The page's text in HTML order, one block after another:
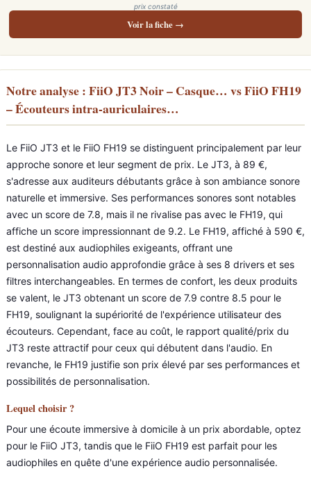
prix constaté
Voir la fiche →
Notre analyse : FiiO JT3 Noir – Casque… vs FiiO FH19
– Écouteurs intra-auriculaires…
Le FiiO JT3 et le FiiO FH19 se distinguent principalement par leur
approche sonore et leur segment de prix. Le JT3, à 89 €,
s'adresse aux auditeurs débutants grâce à son ambiance sonore
naturelle et immersive. Ses performances sonores sont notables
avec un score de 7.8, mais il ne rivalise pas avec le FH19, qui
affiche un score impressionnant de 9.2. Le FH19, affiché à 590 €,
est destiné aux audiophiles exigeants, offrant une
personnalisation audio approfondie grâce à ses 8 drivers et ses
filtres interchangeables. En termes de confort, les deux produits
se valent, le JT3 obtenant un score de 7.9 contre 8.5 pour le
FH19, soulignant la supériorité de l'expérience utilisateur des
écouteurs. Cependant, face au coût, le rapport qualité/prix du
JT3 reste attractif pour ceux qui débutent dans l'audio. En
revanche, le FH19 justifie son prix élevé par ses performances et
possibilités de personnalisation.
Lequel choisir ?
Pour une écoute immersive à domicile à un prix abordable, optez
pour le FiiO JT3, tandis que le FiiO FH19 est parfait pour les
audiophiles en quête d'une expérience audio personnalisée.